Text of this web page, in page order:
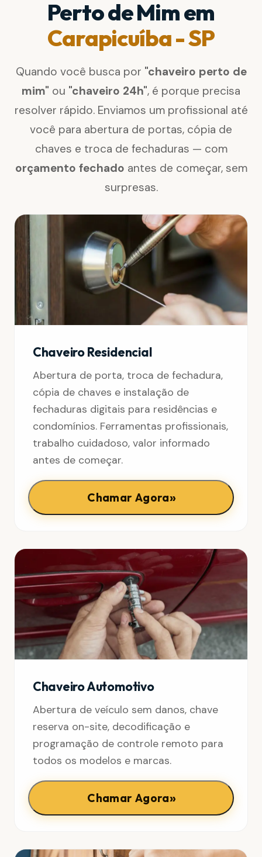
Perto de Mim em
Carapicuíba - SP
Quando você busca por "chaveiro perto de
mim" ou "chaveiro 24h", é porque precisa
resolver rápido. Enviamos um profissional até
você para abertura de portas, cópia de
chaves e troca de fechaduras — com
orçamento fechado antes de começar, sem
surpresas.
Chaveiro Residencial
Abertura de porta, troca de fechadura,
cópia de chaves e instalação de
fechaduras digitais para residências e
condomínios. Ferramentas profissionais,
trabalho cuidadoso, valor informado
antes de começar.
Chamar Agora»
Chaveiro Automotivo
Abertura de veículo sem danos, chave
reserva on-site, decodificação e
programação de controle remoto para
todos os modelos e marcas.
Chamar Agora»